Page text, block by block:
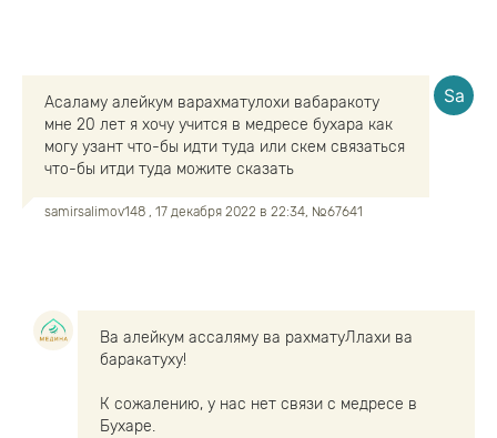
Асаламу алейкум варахматулохи вабаракоту
мне 20 лет я хочу учится в медресе бухара как
могу узант что-бы идти туда или скем связаться
что-бы итди туда можите сказать
samirsalimov148 , 17 декабря 2022 в 22:34, №67641
Ва алейкум ассаляму ва рахматуЛлахи ва
баракатуху!
К сожалению, у нас нет связи с медресе в
Бухаре.